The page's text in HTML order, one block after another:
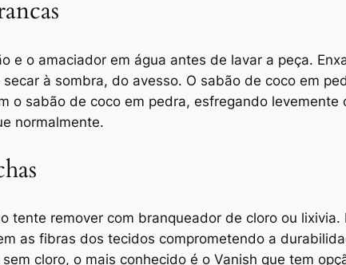
e o amaciador em água antes de lavar a peça.
à sombra, do avesso. O sabão de coco em
o sabão de coco em pedra, esfregando
normalmente.
tente remover com branqueador de cloro ou
as fibras dos tecidos comprometendo a
cloro, o mais conhecido é o Vanish que tem